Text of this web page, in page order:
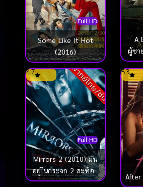
Full HD
Some Like It Hot
(2016)
A
ผู้ชา
พากย์ไทย/ซับ
Full HD
4.7
Mirrors 2 (2010) มัน
อยู่ในกระจก 2 สะท้อน
ผีดุ
5.3
After